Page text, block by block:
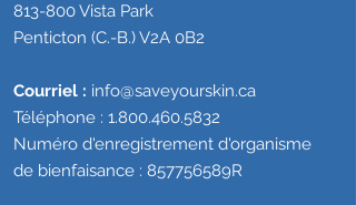
Nouvelle formulation sous-
cutanée d’OPDIVO®
recommandée pour
remboursement au Québec
813-800 Vista Park
Penticton (C.-B.) V2A 0B2
Courriel : info@saveyourskin.ca
Téléphone : 1.800.460.5832
Numéro d'enregistrement d'organisme
de bienfaisance : 857756589R